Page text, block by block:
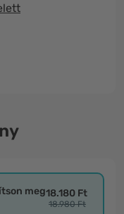
meg18.180 Ft
18.980 Ft